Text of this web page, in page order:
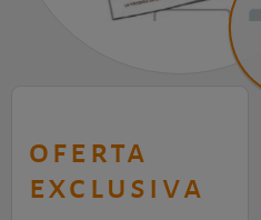
oferta
exclusiva
Novaciones